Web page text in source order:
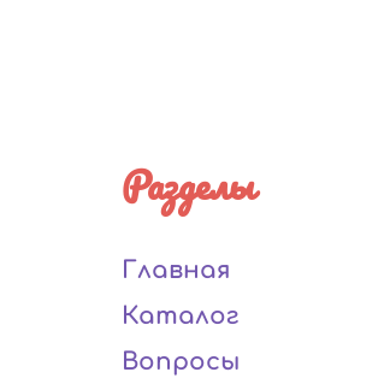
Разделы
Главная
Каталог
Вопросы